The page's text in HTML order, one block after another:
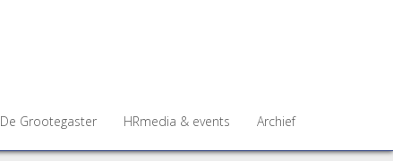
De Grootegaster HRmedia & events Archief